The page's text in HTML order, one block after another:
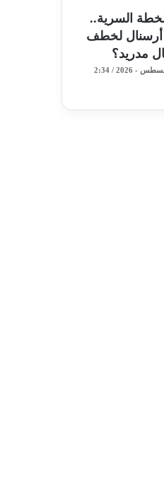
السرية..
أرسنال لخطف
مدريد؟
السبت - 1 أغسطس - 2026 / 2:34